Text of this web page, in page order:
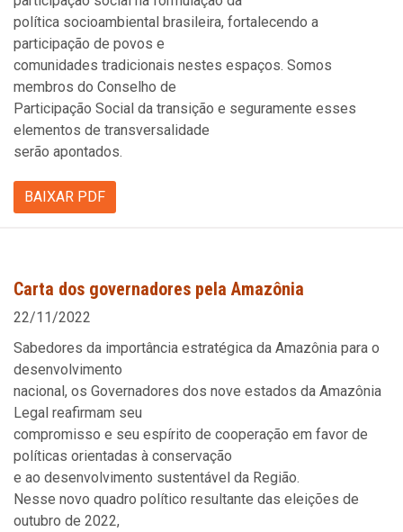
política socioambiental brasileira, fortalecendo a
participação de povos e
comunidades tradicionais nestes espaços. Somos
membros do Conselho de
Participação Social da transição e seguramente esses
elementos de transversalidade
serão apontados.
BAIXAR PDF
Carta dos governadores pela Amazônia
22/11/2022
Sabedores da importância estratégica da Amazônia para o
desenvolvimento
nacional, os Governadores dos nove estados da Amazônia
Legal reafirmam seu
compromisso e seu espírito de cooperação em favor de
políticas orientadas à conservação
e ao desenvolvimento sustentável da Região.
Nesse novo quadro político resultante das eleições de
outubro de 2022,